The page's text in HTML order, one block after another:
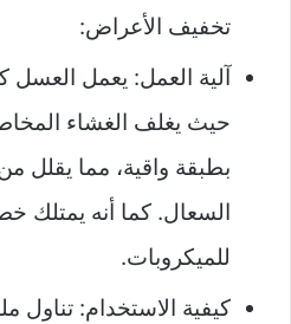
تخفيف الأعراض:
آلية العمل: يعمل العسل
حيث يغلف الغشاء
بطبقة واقية، مما يقلل
السعال. كما أنه يمتلك
للميكروبات.
كيفية الاستخدام: